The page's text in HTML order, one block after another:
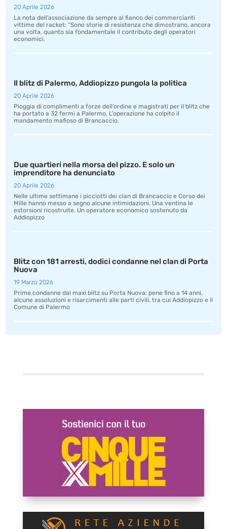
20 Aprile 2026
La nota dell’associazione da sempre al fianco dei commercianti
vittime del racket: “Sono storie di resistenza che dimostrano, ancora
una volta, quanto sia fondamentale il contributo degli operatori
economici.
Il blitz di Palermo, Addiopizzo pungola la politica
20 Aprile 2026
Pioggia di complimenti a forze dell’ordine e magistrati per il blitz che
ha portato a 32 fermi a Palermo. L’operazione ha colpito il
mandamento mafioso di Brancaccio.
Due quartieri nella morsa del pizzo. E solo un
imprenditore ha denunciato
20 Aprile 2026
Nelle ultime settimane i picciotti dei clan di Brancaccio e Corso dei
Mille hanno messo a segno alcune intimidazioni. Una ventina le
estorsioni ricostruite. Un operatore economico sostenuto da
Addiopizzo
Blitz con 181 arresti, dodici condanne nel clan di Porta
Nuova
19 Marzo 2026
Prime condanne dal maxi blitz su Porta Nuova: pene fino a 14 anni,
alcune assoluzioni e risarcimenti alle parti civili, tra cui Addiopizzo e il
Comune di Palermo